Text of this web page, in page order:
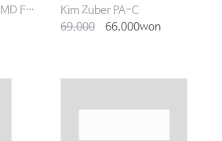
Stanislav N. Tolkachjov︎ MD FAAD FACMS
Kim Zuber PA-C
69,000
66,000won